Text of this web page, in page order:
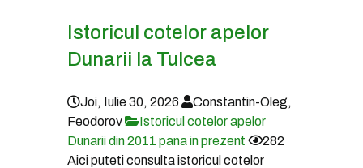
Istoricul cotelor apelor
Dunarii la Tulcea
Joi, Iulie 30, 2026
Constantin-Oleg,
Feodorov
Istoricul cotelor apelor
Dunarii din 2011 pana in prezent
282
Aici puteti consulta istoricul cotelor